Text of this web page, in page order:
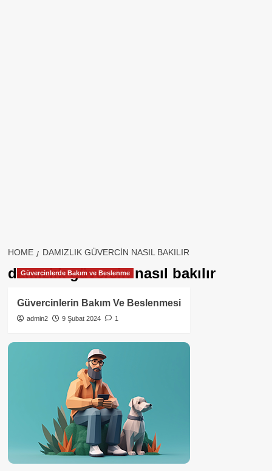
HOME DAMIZLIK GÜVERCIN NASIL BAKILIR
damızlık güvercin nasıl bakılır
Güvercinlerde Bakım ve Beslenme
Güvercinlerin Bakım Ve Beslenmesi
admin2 9 Şubat 2024 1